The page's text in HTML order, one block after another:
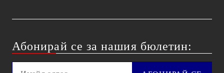
Абонирай се за нашия бюлетин: